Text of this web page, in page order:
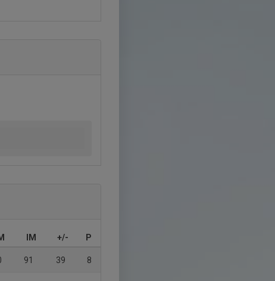
IM +/- P
91 39 8